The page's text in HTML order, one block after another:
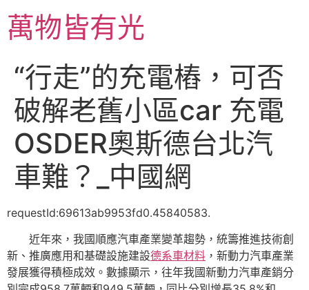
主萬物皆有光
“行走”的充電樁，可否
破解老舊小區car 充電
OSDER奧斯德台北汽
車難？_中國網
requestId:69613ab9953fd0.45840583.
近年來，我國順應汽車產業變革趨勢，統籌推進技術創
新、推廣應用和基礎設施建設德系車材料 ，新動力汽車產業
發展獲得積極成效。數據顯示，往年我國新動力汽車產銷分